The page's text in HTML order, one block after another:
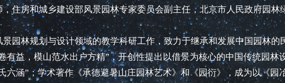
住房和城乡建设部风景园林专家委员会副主任，北京市人民政府园林
林规划与设计领域的教学科研工作，致力于继承和发展中国园林的
有益，模山范水出户方精”，开创性提出以借景为核心的中国传统园林
涵”；学术著作《承德避暑山庄园林艺术》和《园衍》，成为以《园